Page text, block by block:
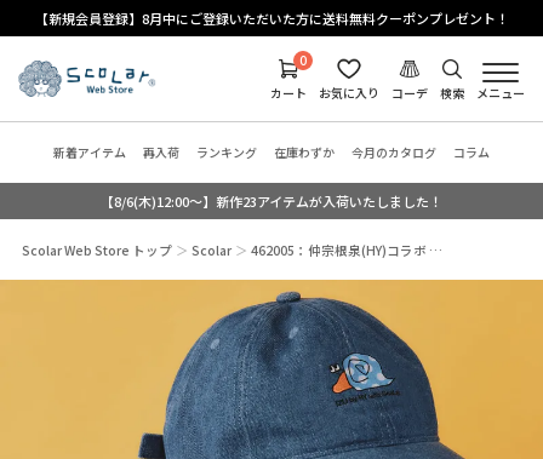
【新規会員登録】8月中にご登録いただいた方に送料無料クーポンプレゼント！
検索
コーデ
お気に入り
0
カート
メニュー
新着アイテム 再入荷 ランキング 在庫わずか 今月のカタログ コラム
【8/6(木)12:00～】新作23アイテムが入荷いたしました！
Scolar Web Store トップ Scolar 462005：仲宗根泉(HY)コラボ …